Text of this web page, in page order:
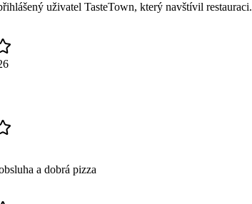
uživatel TasteTown, který navštívil restauraci.
a dobrá pizza